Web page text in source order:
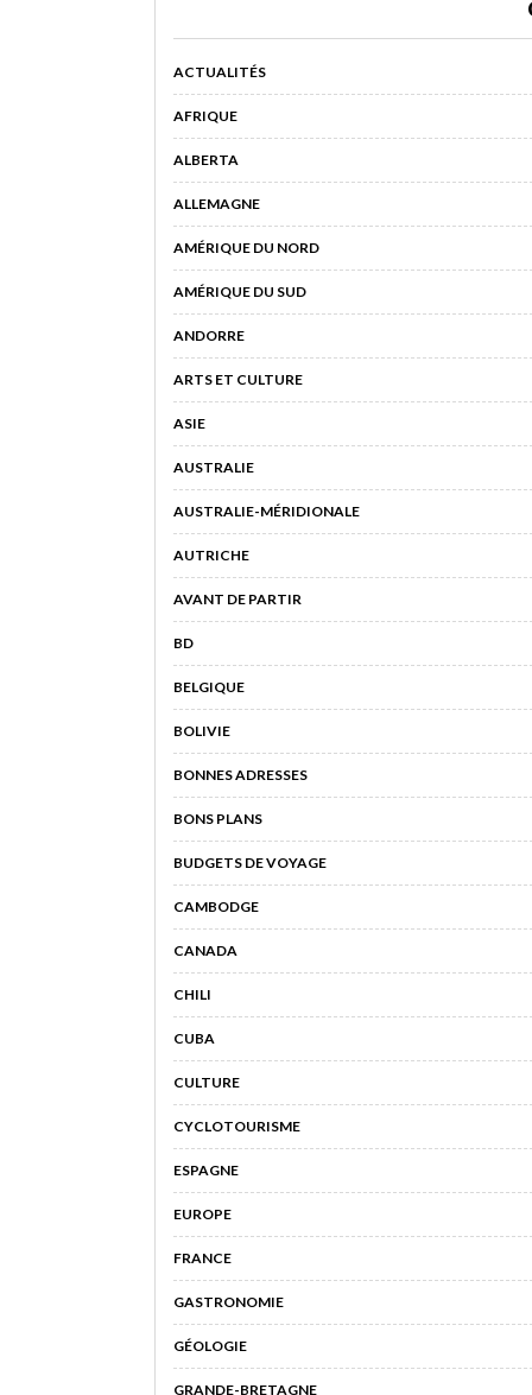
ACTUALITÉS
AFRIQUE
ALBERTA
ALLEMAGNE
AMÉRIQUE DU NORD
AMÉRIQUE DU SUD
ANDORRE
ARTS ET CULTURE
ASIE
AUSTRALIE
AUSTRALIE-MÉRIDIONALE
AUTRICHE
AVANT DE PARTIR
BD
BELGIQUE
BOLIVIE
BONNES ADRESSES
BONS PLANS
BUDGETS DE VOYAGE
CAMBODGE
CANADA
CHILI
CUBA
CULTURE
CYCLOTOURISME
ESPAGNE
EUROPE
FRANCE
GASTRONOMIE
GÉOLOGIE
GRANDE-BRETAGNE